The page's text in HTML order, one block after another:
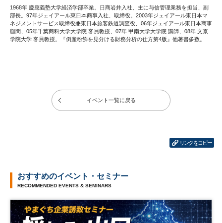
1968年 慶應義塾大学経済学部卒業。日商岩井入社、主に与信管理業務を担当、副
部長。97年ジェイアール東日本商事入社、取締役。2003年ジェイアール東日本マ
ネジメントサービス取締役兼東日本旅客鉄道調査役、06年ジェイアール東日本商事
顧問、05年千葉商科大学大学院 客員教授、07年 甲南大学大学院 講師、08年 文京
学院大学 客員教授。『倒産粉飾を見分ける財務分析の仕方第4版』他著書多数。
イベント一覧に戻る
リンクをコピー
おすすめのイベント・セミナー
RECOMMENDED EVENTS & SEMINARS